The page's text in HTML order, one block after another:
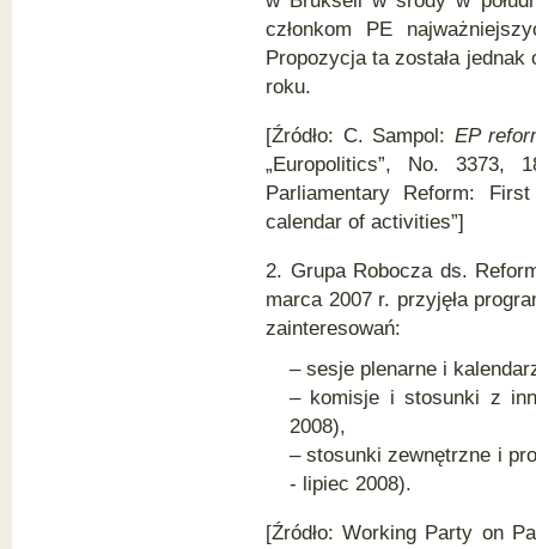
członkom PE
Propozycja ta została jednak
roku.
[Źródło: C. Sampol: EP
„Europolitics”, No. 3373,
Parliamentary Reform:
calendar of activities”]
2. Grupa Robocza ds.
marca 2007 r. przyjęła
zainteresowań:
– sesje plenarne i
– komisje i stosunki z
2008),
– stosunki zewnętrzne i
- lipiec 2008).
[Źródło: Working Party on